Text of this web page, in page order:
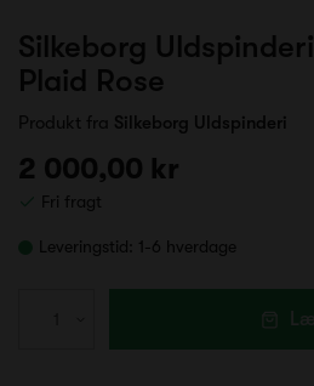
Silkeborg
Plaid Rose
Produkt fra Silkeborg Uldspinderi
2 000,00 kr
Fri fragt
Leveringstid: 1-6 hverdage